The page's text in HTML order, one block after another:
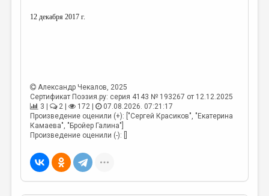
12 декабря 2017 г.
Александр Чекалов, 2025
Сертификат Поэзия.ру: серия 4143 № 193267 от 12.12.2025
3 |
2 | 172 |
07.08.2026. 07:21:17
Произведение оценили (+): ["Сергей Красиков", "Екатерина
Камаева", "Бройер Галина"]
Произведение оценили (-): []